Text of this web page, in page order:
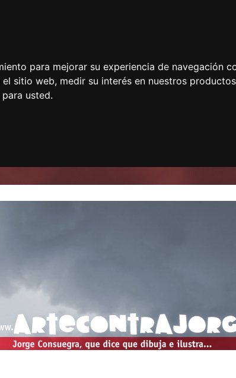
para mejorar su experiencia de navegación
el sitio web, medir su interés en nuestros
usted.